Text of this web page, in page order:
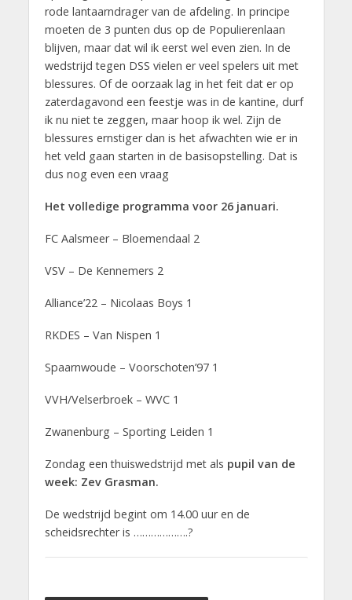
rode lantaarndrager van de afdeling. In principe
moeten de 3 punten dus op de Populierenlaan
blijven, maar dat wil ik eerst wel even zien. In de
wedstrijd tegen DSS vielen er veel spelers uit met
blessures. Of de oorzaak lag in het feit dat er op
zaterdagavond een feestje was in de kantine, durf
ik nu niet te zeggen, maar hoop ik wel. Zijn de
blessures ernstiger dan is het afwachten wie er in
het veld gaan starten in de basisopstelling. Dat is
dus nog even een vraag
Het volledige programma voor 26 januari.
FC Aalsmeer – Bloemendaal 2
VSV – De Kennemers 2
Alliance’22 – Nicolaas Boys 1
RKDES – Van Nispen 1
Spaarnwoude – Voorschoten’97 1
VVH/Velserbroek – WVC 1
Zwanenburg – Sporting Leiden 1
Zondag een thuiswedstrijd met als pupil van de
week: Zev Grasman.
De wedstrijd begint om 14.00 uur en de
scheidsrechter is ……………….?